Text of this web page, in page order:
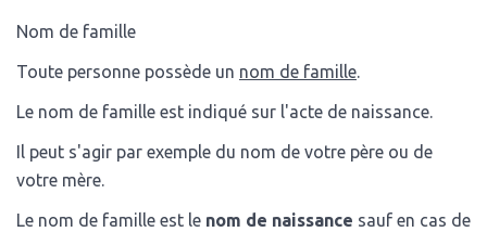
Nom de famille
Toute personne possède un nom de famille.
Le nom de famille est indiqué sur l'acte de naissance.
Il peut s'agir par exemple du nom de votre père ou de
votre mère.
Le nom de famille est le nom de naissance sauf en cas de